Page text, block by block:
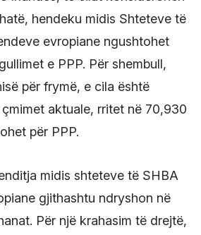
hendeku midis Shteteve të
evropiane ngushtohet
e PPP. Për shembull,
për frymë, e cila është
aktuale, rritet në 70,930
për PPP.
midis shteteve të SHBA
gjithashtu ndryshon në
Për një krahasim të drejtë,